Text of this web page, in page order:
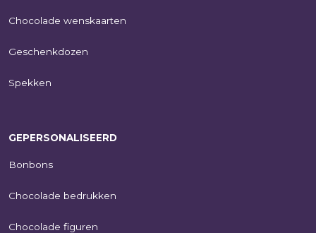
Chocolade wenskaarten
Geschenkdozen
Spekken
GEPERSONALISEERD
Bonbons
Chocolade bedrukken
Chocolade figuren